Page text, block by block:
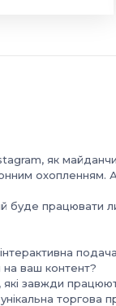
як
буде працювати
на ваш контент?
які завжди
торгова